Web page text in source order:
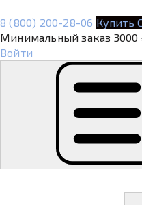
8 (800) 200-28-06 Купить
Минимальный заказ 3000
Войти